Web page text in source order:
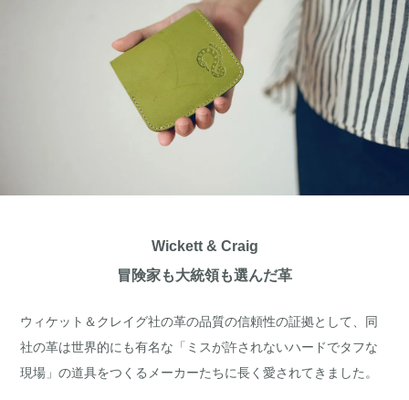
Wickett & Craig
冒険家も大統領も選んだ革
ウィケット＆クレイグ社の革の品質の信頼性の証拠として、同
社の革は世界的にも有名な「ミスが許されないハードでタフな
現場」の道具をつくるメーカーたちに長く愛されてきました。